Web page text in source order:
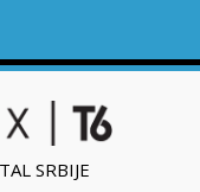
SRBIJE